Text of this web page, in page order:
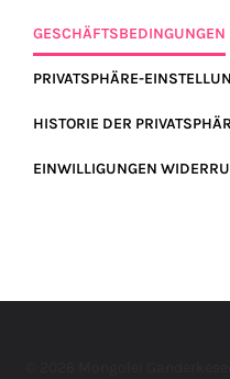
GESCHÄFTSBEDINGUNGEN
PRIVATSPHÄRE-
HISTORIE DER
EINWILLIGUNGEN